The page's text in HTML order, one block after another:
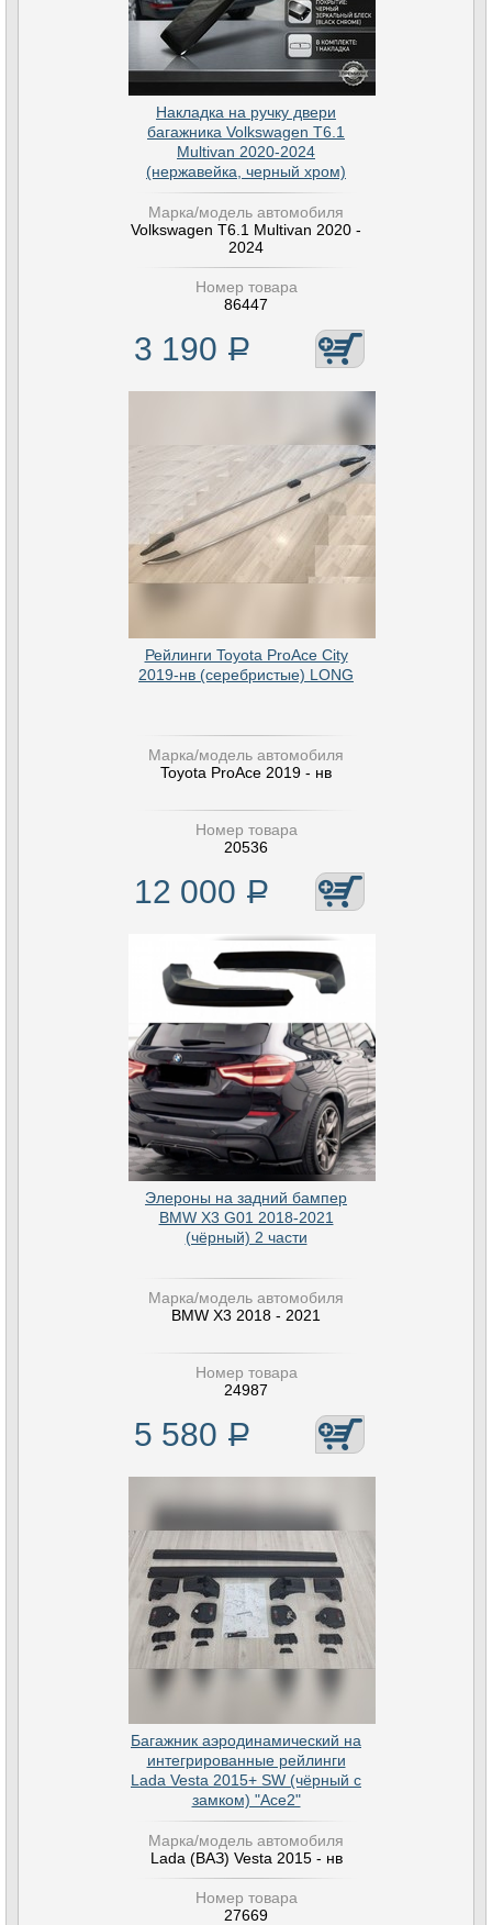
Накладка на ручку двери
багажника Volkswagen T6.1
Multivan 2020-2024
(нержавейка, черный хром)
Марка/модель автомобиля
Volkswagen T6.1 Multivan 2020 -
2024
Номер товара
86447
3 190 Р
Рейлинги Toyota ProAce City
2019-нв (серебристые) LONG
Марка/модель автомобиля
Toyota ProAce 2019 - нв
Номер товара
20536
12 000 Р
Элероны на задний бампер
BMW X3 G01 2018-2021
(чёрный) 2 части
Марка/модель автомобиля
BMW X3 2018 - 2021
Номер товара
24987
5 580 Р
Багажник аэродинамический на
интегрированные рейлинги
Lada Vesta 2015+ SW (чёрный с
замком) "Ace2"
Марка/модель автомобиля
Lada (ВАЗ) Vesta 2015 - нв
Номер товара
27669